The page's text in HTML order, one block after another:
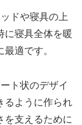
ドや寝具の上
に寝具全体を暖
適です。
ト状のデザイ
るように作られ
を支えるために